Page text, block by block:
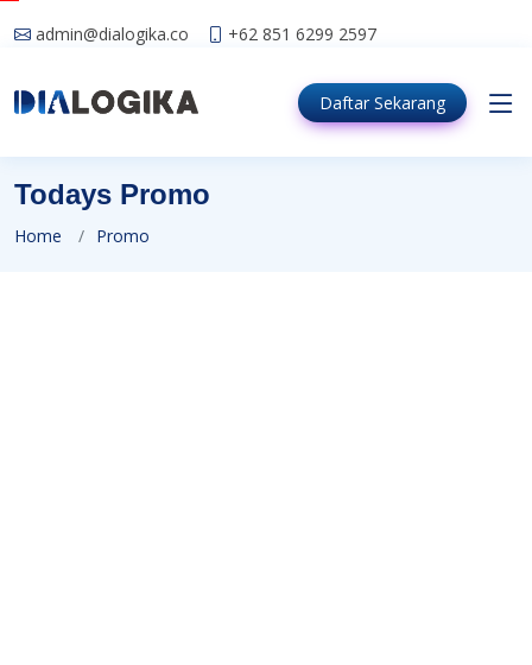
admin@dialogika.co +62 851 6299 2597
DaftarSekarang
Todays Promo
Home Promo